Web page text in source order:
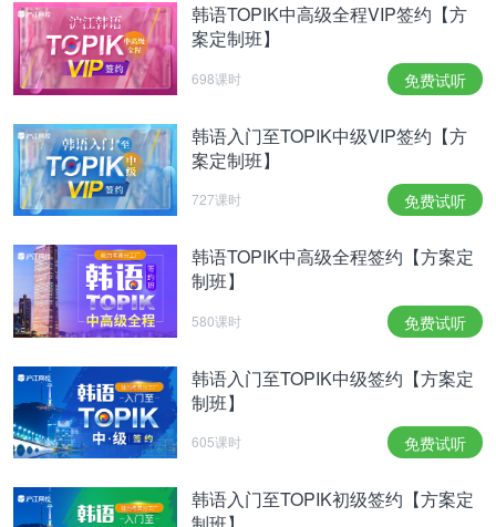
韩语TOPIK中高级全程VIP签约【方
案定制班】
698课时 免费试听
韩语入门至TOPIK中级VIP签约【方
案定制班】
727课时 免费试听
韩语TOPIK中高级全程签约【方案定
制班】
580课时 免费试听
韩语入门至TOPIK中级签约【方案定
制班】
605课时 免费试听
韩语入门至TOPIK初级签约【方案定